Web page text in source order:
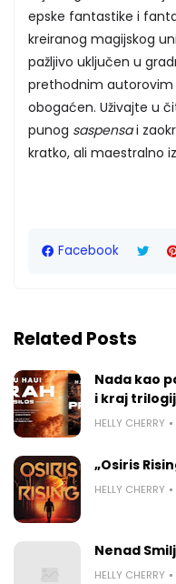
epske fantastike i
kreiranog magijskog
pažljivo uključen u
prethodnim
obogaćen. Uživajte u
punog saspensai
kratko, ali maestralno
Facebook
Related Posts
Nada kao
i kraj
HELLY CHERRY
„Osiris
HELLY CHERRY
Nenad
HELLY CHERRY